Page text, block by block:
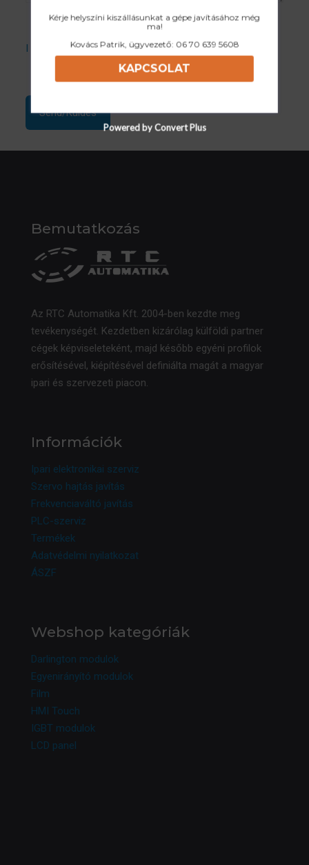
I accept the Privacy Policy
Bemutatkozás
Az RTC Automatika Kft. 2004-ben kezdte meg
tevékenységét. Kezdetben kizárólag külföldi partner
cégek képviseleteként, majd később egyéni profilok
erősítésével, kiépítésével definiálta magát a magyar
ipari és szervezeti piacon.
Információk
Ipari elektronikai szerviz
Szervo hajtás javítás
Frekvenciaváltó javítás
PLC-szerviz
Termékek
Adatvédelmi nyilatkozat
ÁSZF
Webshop kategóriák
Darlington modulok
Egyenirányító modulok
Film
HMI Touch
IGBT modulok
LCD panel
Kérje helyszíni kiszállásunkat a gépe javításához még
ma!
Kovács Patrik, ügyvezető: 06 70 639 5608
KAPCSOLAT
Powered by Convert Plus